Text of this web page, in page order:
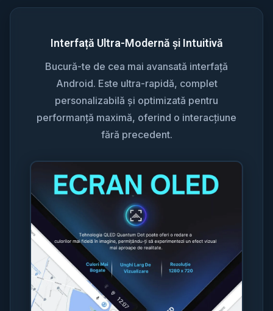
Interfață Ultra-Modernă și Intuitivă
Bucură-te de cea mai avansată interfață
Android. Este ultra-rapidă, complet
personalizabilă și optimizată pentru
performanță maximă, oferind o interacțiune
fără precedent.